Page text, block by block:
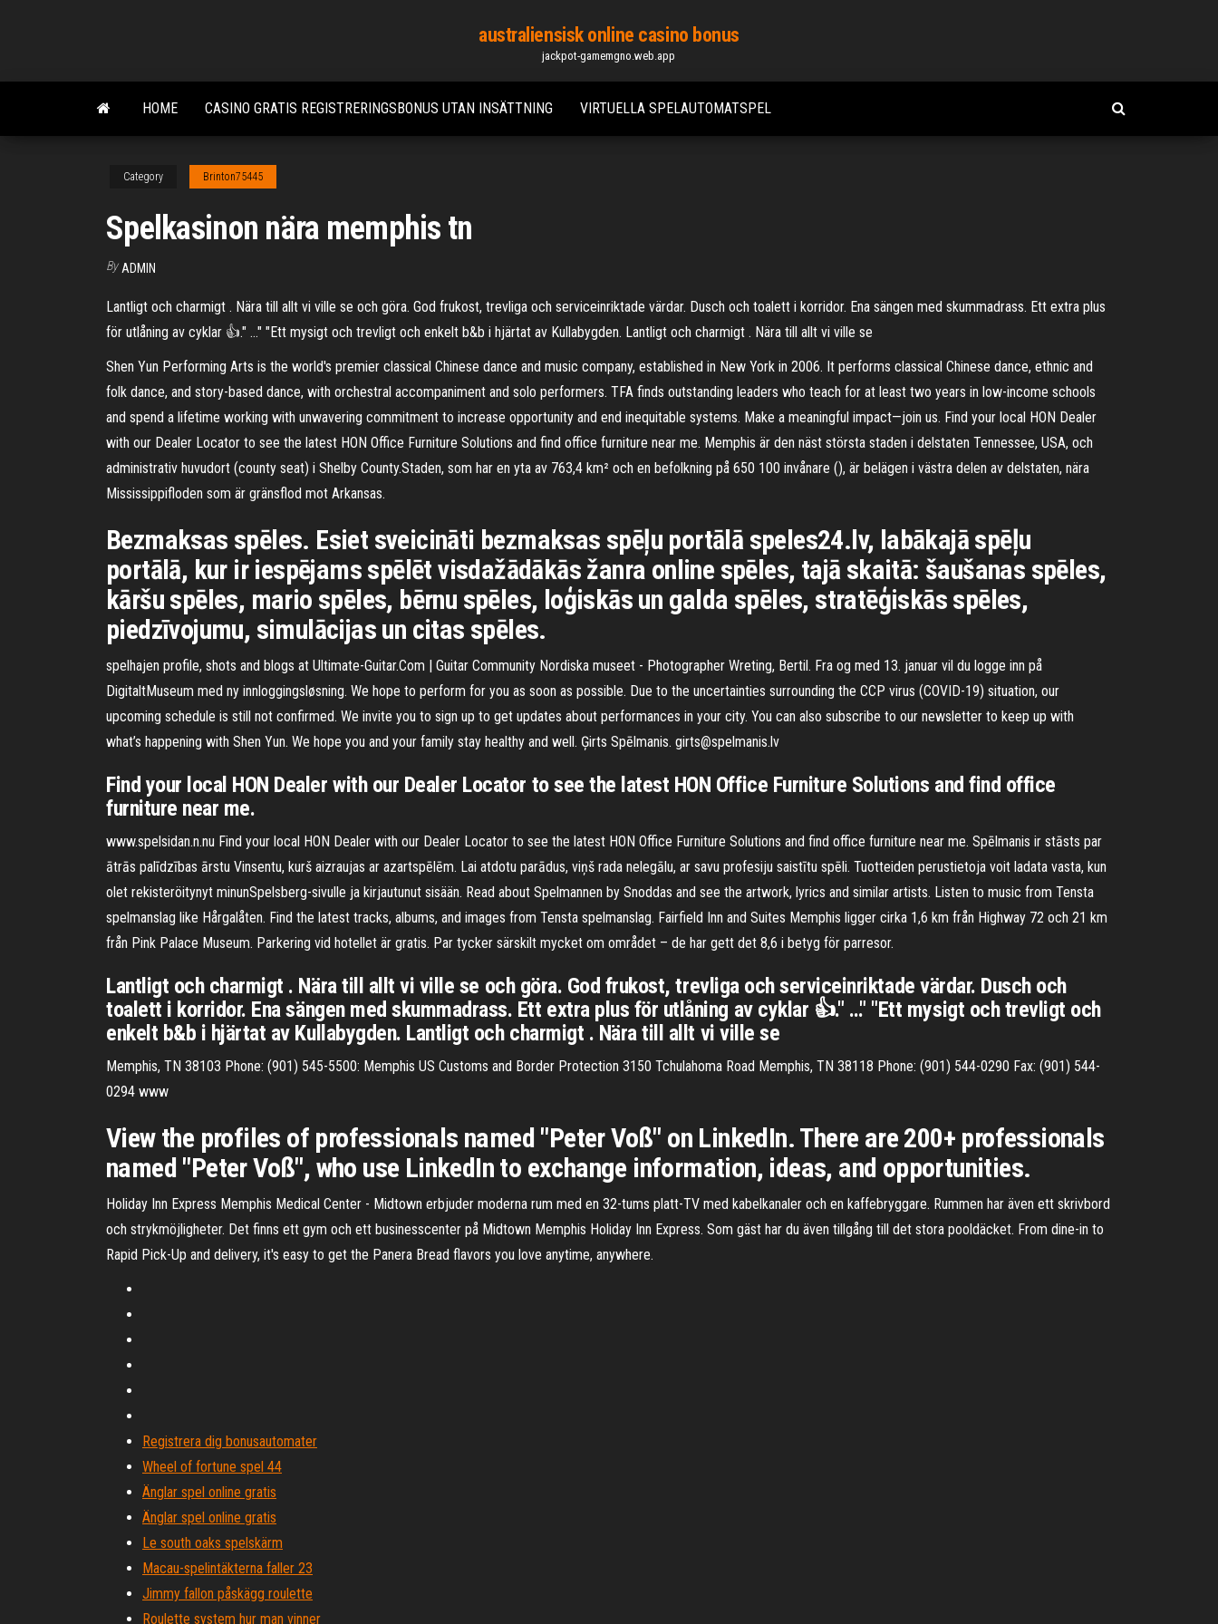
content
australiensisk online casino bonus
jackpot-gamemgno.web.app
HOME CASINO GRATIS REGISTRERINGSBONUS UTAN INSÄTTNING VIRTUELLA SPELAUTOMATSPEL
Category Brinton75445
Spelkasinon nära memphis tn
By ADMIN
Lantligt och charmigt . Nära till allt vi ville se och göra. God frukost, trevliga och serviceinriktade värdar. Dusch och toalett i korridor. Ena sängen med skummadrass. Ett extra plus
för utlåning av cyklar 👍." …" "Ett mysigt och trevligt och enkelt b&b i hjärtat av Kullabygden. Lantligt och charmigt . Nära till allt vi ville se
Shen Yun Performing Arts is the world's premier classical Chinese dance and music company, established in New York in 2006. It performs classical Chinese dance, ethnic and
folk dance, and story-based dance, with orchestral accompaniment and solo performers. TFA finds outstanding leaders who teach for at least two years in low-income schools
and spend a lifetime working with unwavering commitment to increase opportunity and end inequitable systems. Make a meaningful impact—join us. Find your local HON Dealer
with our Dealer Locator to see the latest HON Office Furniture Solutions and find office furniture near me. Memphis är den näst största staden i delstaten Tennessee, USA, och
administrativ huvudort (county seat) i Shelby County.Staden, som har en yta av 763,4 km² och en befolkning på 650 100 invånare (), är belägen i västra delen av delstaten, nära
Mississippifloden som är gränsflod mot Arkansas.
Bezmaksas spēles. Esiet sveicināti bezmaksas spēļu portālā speles24.lv, labākajā spēļu
portālā, kur ir iespējams spēlēt visdažādākās žanra online spēles, tajā skaitā: šaušanas spēles,
kāršu spēles, mario spēles, bērnu spēles, loģiskās un galda spēles, stratēģiskās spēles,
piedzīvojumu, simulācijas un citas spēles.
spelhajen profile, shots and blogs at Ultimate-Guitar.Com | Guitar Community Nordiska museet - Photographer Wreting, Bertil. Fra og med 13. januar vil du logge inn på
DigitaltMuseum med ny innloggingsløsning. We hope to perform for you as soon as possible. Due to the uncertainties surrounding the CCP virus (COVID-19) situation, our
upcoming schedule is still not confirmed. We invite you to sign up to get updates about performances in your city. You can also subscribe to our newsletter to keep up with
what’s happening with Shen Yun. We hope you and your family stay healthy and well. Ģirts Spēlmanis. girts@spelmanis.lv
Find your local HON Dealer with our Dealer Locator to see the latest HON Office Furniture Solutions and find office
furniture near me.
www.spelsidan.n.nu Find your local HON Dealer with our Dealer Locator to see the latest HON Office Furniture Solutions and find office furniture near me. Spēlmanis ir stāsts par
ātrās palīdzības ārstu Vinsentu, kurš aizraujas ar azartspēlēm. Lai atdotu parādus, viņš rada nelegālu, ar savu profesiju saistītu spēli. Tuotteiden perustietoja voit ladata vasta, kun
olet rekisteröitynyt minunSpelsberg-sivulle ja kirjautunut sisään. Read about Spelmannen by Snoddas and see the artwork, lyrics and similar artists. Listen to music from Tensta
spelmanslag like Hårgalåten. Find the latest tracks, albums, and images from Tensta spelmanslag. Fairfield Inn and Suites Memphis ligger cirka 1,6 km från Highway 72 och 21 km
från Pink Palace Museum. Parkering vid hotellet är gratis. Par tycker särskilt mycket om området – de har gett det 8,6 i betyg för parresor.
Lantligt och charmigt . Nära till allt vi ville se och göra. God frukost, trevliga och serviceinriktade värdar. Dusch och
toalett i korridor. Ena sängen med skummadrass. Ett extra plus för utlåning av cyklar 👍." …" "Ett mysigt och trevligt och
enkelt b&b i hjärtat av Kullabygden. Lantligt och charmigt . Nära till allt vi ville se
Memphis, TN 38103 Phone: (901) 545-5500: Memphis US Customs and Border Protection 3150 Tchulahoma Road Memphis, TN 38118 Phone: (901) 544-0290 Fax: (901) 544-
0294 www
View the profiles of professionals named "Peter Voß" on LinkedIn. There are 200+ professionals
named "Peter Voß", who use LinkedIn to exchange information, ideas, and opportunities.
Holiday Inn Express Memphis Medical Center - Midtown erbjuder moderna rum med en 32-tums platt-TV med kabelkanaler och en kaffebryggare. Rummen har även ett skrivbord
och strykmöjligheter. Det finns ett gym och ett businesscenter på Midtown Memphis Holiday Inn Express. Som gäst har du även tillgång till det stora pooldäcket. From dine-in to
Rapid Pick-Up and delivery, it's easy to get the Panera Bread flavors you love anytime, anywhere.
Registrera dig bonusautomater
Wheel of fortune spel 44
Änglar spel online gratis
Änglar spel online gratis
Le south oaks spelskärm
Macau-spelintäkterna faller 23
Jimmy fallon påskägg roulette
Roulette system hur man vinner